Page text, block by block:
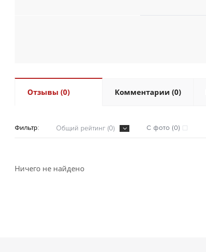
Отзывы (0) Комментарии (0)
Фильтр: Общий рейтинг (0) С фото (0)
Ничего не найдено